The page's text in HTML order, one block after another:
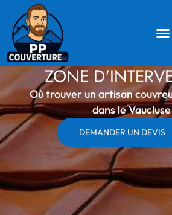
ZONE
Où trouver un artisan
dans le
DEMANDER UN DEVIS